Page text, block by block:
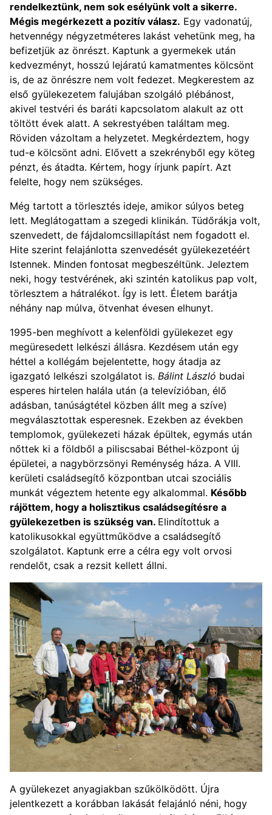
rendelkeztünk, nem sok esélyünk volt a sikerre.
Mégis megérkezett a pozitív válasz. Egy vadonatúj,
hetvennégy négyzetméteres lakást vehetünk meg, ha
befizetjük az önrészt. Kaptunk a gyermekek után
kedvezményt, hosszú lejáratú kamatmentes kölcsönt
is, de az önrészre nem volt fedezet. Megkerestem az
első gyülekezetem falujában szolgáló plébánost,
akivel testvéri és baráti kapcsolatom alakult az ott
töltött évek alatt. A sekrestyében találtam meg.
Röviden vázoltam a helyzetet. Megkérdeztem, hogy
tud-e kölcsönt adni. Elővett a szekrényből egy köteg
pénzt, és átadta. Kértem, hogy írjunk papírt. Azt
felelte, hogy nem szükséges.
Még tartott a törlesztés ideje, amikor súlyos beteg
lett. Meglátogattam a szegedi klinikán. Tüdőrákja volt,
szenvedett, de fájdalomcsillapítást nem fogadott el.
Hite szerint felajánlotta szenvedését gyülekezetéért
Istennek. Minden fontosat megbeszéltünk. Jeleztem
neki, hogy testvérének, aki szintén katolikus pap volt,
törlesztem a hátralékot. Így is lett. Életem barátja
néhány nap múlva, ötvenhat évesen elhunyt.
1995-ben meghívott a kelenföldi gyülekezet egy
megüresedett lelkészi állásra. Kezdésem után egy
héttel a kollégám bejelentette, hogy átadja az
igazgató lelkészi szolgálatot is. Bálint László budai
esperes hirtelen halála után (a televízióban, élő
adásban, tanúságtétel közben állt meg a szíve)
megválasztottak esperesnek. Ezekben az években
templomok, gyülekezeti házak épültek, egymás után
nőttek ki a földből a piliscsabai Béthel-központ új
épületei, a nagybörzsönyi Reménység háza. A VIII.
kerületi családsegítő központban utcai szociális
munkát végeztem hetente egy alkalommal. Később
rájöttem, hogy a holisztikus családsegítésre a
gyülekezetben is szükség van. Elindítottuk a
katolikusokkal együttműködve a családsegítő
szolgálatot. Kaptunk erre a célra egy volt orvosi
rendelőt, csak a rezsit kellett állni.
A gyülekezet anyagiakban szűkölködött. Újra
jelentkezett a korábban lakását felajánló néni, hogy